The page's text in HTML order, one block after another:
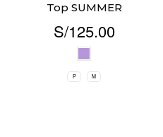
Top SUMMER
S/125.00
P M